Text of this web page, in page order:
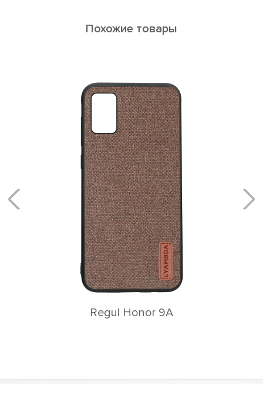
Похожие товары